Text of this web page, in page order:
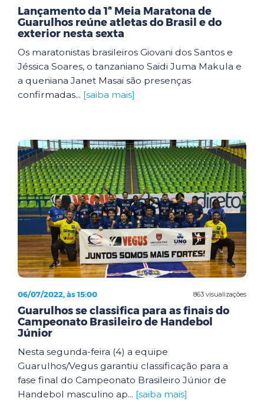
Lançamento da 1ª Meia Maratona de
Guarulhos reúne atletas do Brasil e do
exterior nesta sexta
Os maratonistas brasileiros Giovani dos Santos e
Jéssica Soares, o tanzaniano Saidi Juma Makula e
a queniana Janet Masai são presenças
confirmadas... [saiba mais]
863 visualizações
06/07/2022, às 15:00
Guarulhos se classifica para as finais do
Campeonato Brasileiro de Handebol
Júnior
Nesta segunda-feira (4) a equipe
Guarulhos/Vegus garantiu classificação para a
fase final do Campeonato Brasileiro Júnior de
Handebol masculino ap... [saiba mais]